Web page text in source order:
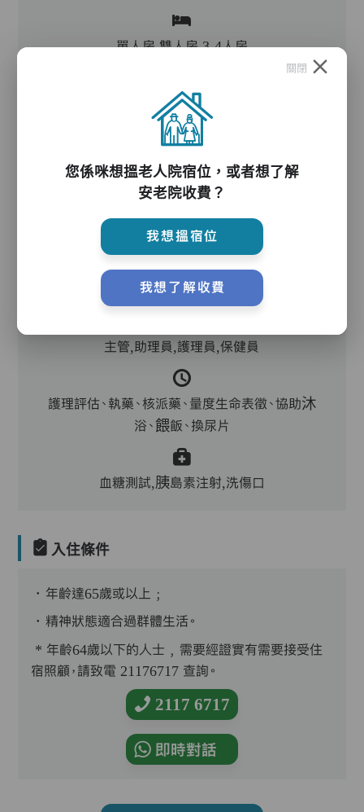
單人房,雙人房,3-4人房
客廳,飯廳,活動區,物理治療設施,廚房,洗衣房,冷
氣
電動床,氣墊床,升降機,防滑扶手,助行器/拐杖,輪
椅
護理服務
主管,助理員,護理員,保健員
護理評估、執藥、核派藥、量度生命表徵、協助沐
浴、餵飯、換尿片
血糖測試,胰島素注射,洗傷口
入住條件
．年齡達65歲或以上﹔
．精神狀態適合過群體生活。
* 年齡64歲以下的人士﹐需要經證實有需要接受住
宿照顧，請致電 21176717 查詢。
2117 6717
即時對話
關閉
您係咪想搵老人院宿位，或者想了解
安老院收費？
我想搵宿位
我想了解收費